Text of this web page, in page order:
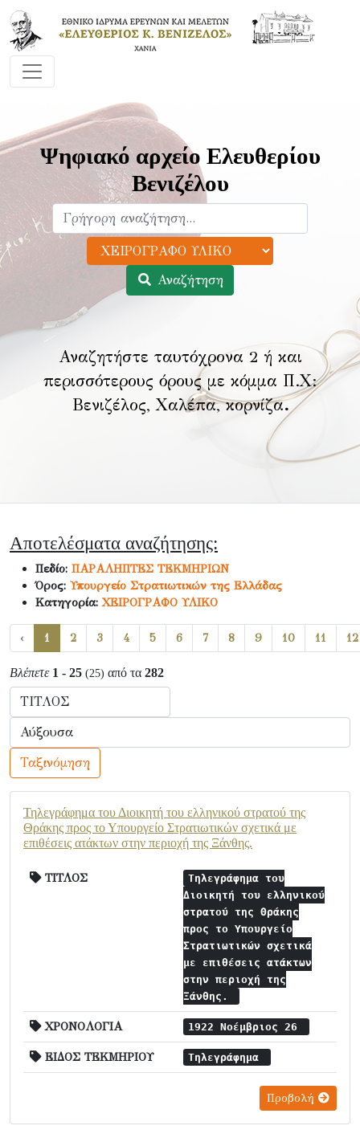
Ψηφιακό αρχείο Ελευθερίου
Βενιζέλου
Αναζήτηση
Αναζητήστε ταυτόχρονα 2 ή και
περισσότερους όρους με κόμμα Π.Χ:
Βενιζέλος, Χαλέπα, κορνίζα.
Αποτελέσματα αναζήτησης:
Πεδίο: ΠΑΡΑΛΗΠΤΕΣ ΤΕΚΜΗΡΙΩΝ
Όρος: Υπουργείο Στρατιωτικών της Ελλάδας
Κατηγορία:ΧΕΙΡΟΓΡΑΦΟ ΥΛΙΚΟ
‹ 1 2 3 4 5 6 7 8 9 10 11 12
Βλέπετε 1 - 25 (25) από τα 282
Ταξινόμηση
Τηλεγράφημα του Διοικητή του ελληνικού στρατού της
Θράκης προς το Υπουργείο Στρατιωτικών σχετικά με
επιθέσεις ατάκτων στην περιοχή της Ξάνθης.
ΤΙΤΛΟΣ
Τηλεγράφημα του
Διοικητή του ελληνικού
στρατού της Θράκης
προς το Υπουργείο
Στρατιωτικών σχετικά
με επιθέσεις ατάκτων
στην περιοχή της
Ξάνθης.
ΧΡΟΝΟΛΟΓΙΑ 1922 Νοέμβριος 26
ΕΙΔΟΣ ΤΕΚΜΗΡΙΟΥ Τηλεγράφημα
Προβολή